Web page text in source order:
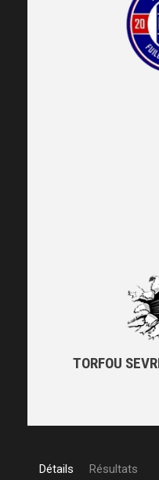
TORFOU
Détails Résultats